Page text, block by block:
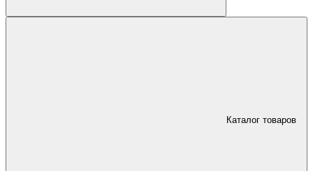
Каталог товаров